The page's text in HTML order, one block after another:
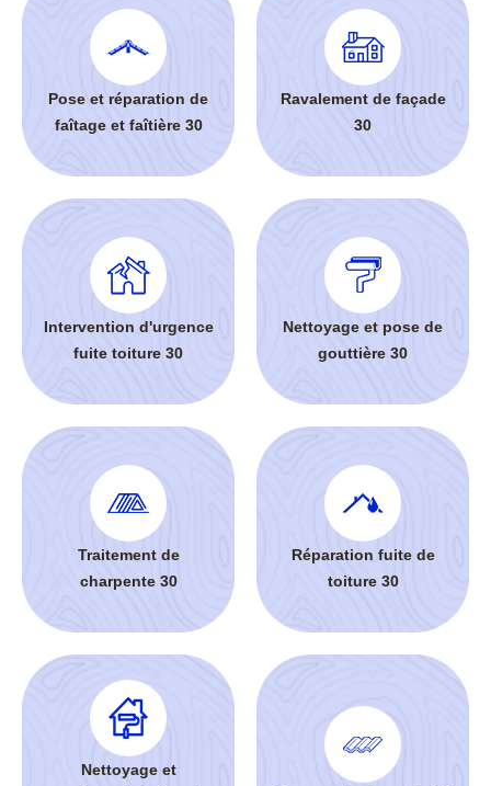
Pose et réparation de
faîtage et faîtière 30
Ravalement de façade
30
Intervention d'urgence
fuite toiture 30
Nettoyage et pose de
gouttière 30
Traitement de
charpente 30
Réparation fuite de
toiture 30
Nettoyage et